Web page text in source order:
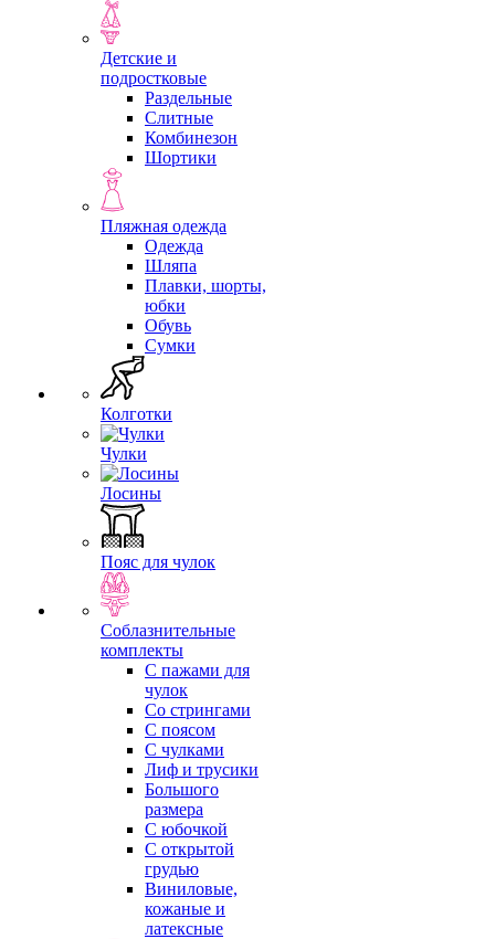
Детские и
подростковые
Раздельные
Слитные
Комбинезон
Шортики
Пляжная одежда
Одежда
Шляпа
Плавки, шорты,
юбки
Обувь
Сумки
Колготки
Чулки
Лосины
Пояс для чулок
Соблазнительные
комплекты
С пажами для
чулок
Со стрингами
С поясом
С чулками
Лиф и трусики
Большого
размера
С юбочкой
С открытой
грудью
Виниловые,
кожаные и
латексные